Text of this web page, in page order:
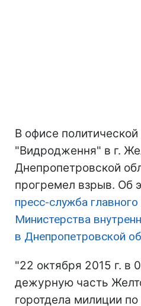
В офисе политической
"Видродження" в г.
Днепропетровской
прогремел взрыв. Об
пресс-служба главного
Министерства
в Днепропетровской
"22 октября 2015 г. в
дежурную часть
горотдела милиции